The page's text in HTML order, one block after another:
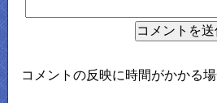
コメントの反映に時間がかかる場